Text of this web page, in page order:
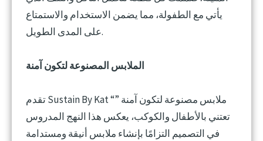
يأتي مع الطفولة، مما يضمن الاستخدام والاستمتاع
على المدى الطويل.
الملابس المصنوعة لتكون آمنة
تقدم Sustain By Kat “ملابس مصنوعة لتكون آمنة ”
تعتني بالأطفال والكوكب، يعكس هذا النهج المدروس
في التصميم التزامًا بإنشاء ملابس أنيقة ومستدامة